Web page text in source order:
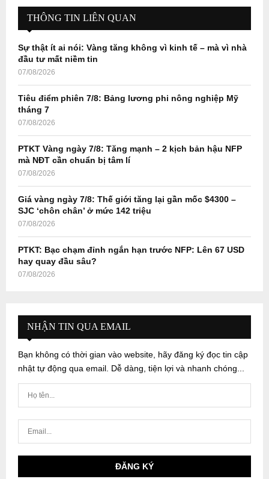
f
r
E
A
H
THÔNG TIN LIÊN QUAN
Sự thật ít ai nói: Vàng tăng không vì kinh tế – mà vì nhà
đầu tư mất niềm tin
07/08/2026
Tiêu điểm phiên 7/8: Bảng lương phi nông nghiệp Mỹ
tháng 7
07/08/2026
PTKT Vàng ngày 7/8: Tăng mạnh – 2 kịch bản hậu NFP
mà NĐT cần chuẩn bị tâm lí
07/08/2026
Giá vàng ngày 7/8: Thế giới tăng lại gần mốc $4300 –
SJC ‘chôn chân’ ở mức 142 triệu
07/08/2026
PTKT: Bạc chạm đỉnh ngắn hạn trước NFP: Lên 67 USD
hay quay đầu sâu?
07/08/2026
NHẬN TIN QUA EMAIL
Bạn không có thời gian vào website, hãy đăng ký đọc tin cập
nhật tự động qua email. Dễ dàng, tiện lợi và nhanh chóng...